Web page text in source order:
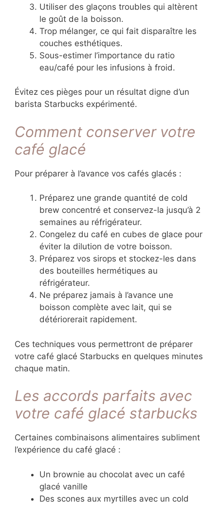
Utiliser des glaçons troubles qui altèrent
le goût de la boisson.
Trop mélanger, ce qui fait disparaître les
couches esthétiques.
Sous-estimer l’importance du ratio
eau/café pour les infusions à froid.
Évitez ces pièges pour un résultat digne d’un
barista Starbucks expérimenté.
Comment conserver votre
café glacé
Pour préparer à l’avance vos cafés glacés :
Préparez une grande quantité de cold
brew concentré et conservez-la jusqu’à 2
semaines au réfrigérateur.
Congelez du café en cubes de glace pour
éviter la dilution de votre boisson.
Préparez vos sirops et stockez-les dans
des bouteilles hermétiques au
réfrigérateur.
Ne préparez jamais à l’avance une
boisson complète avec lait, qui se
détériorerait rapidement.
Ces techniques vous permettront de préparer
votre café glacé Starbucks en quelques minutes
chaque matin.
Les accords parfaits avec
votre café glacé starbucks
Certaines combinaisons alimentaires subliment
l’expérience du café glacé :
Un brownie au chocolat avec un café
glacé vanille
Des scones aux myrtilles avec un cold